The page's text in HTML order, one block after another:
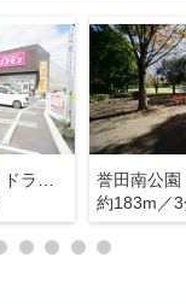
ディスカウントドラッグコスモス誉田店
誉田南公園
約183m／